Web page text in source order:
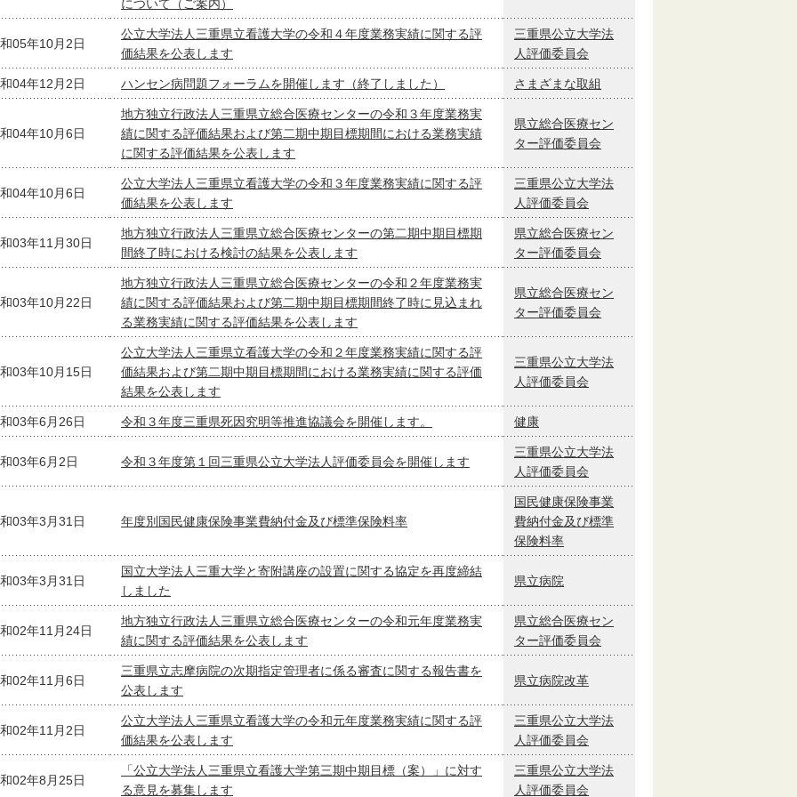
について（ご案内）
05年10月2日
公立大学法人三重県立看護大学の令和４年度業務実績に関する評
価結果を公表します
三重県公立大学法
人評価委員会
04年12月2日 ハンセン病問題フォーラムを開催します（終了しました） さまざまな取組
04年10月6日
地方独立行政法人三重県立総合医療センターの令和３年度業務実
績に関する評価結果および第二期中期目標期間における業務実績
に関する評価結果を公表します
県立総合医療セン
ター評価委員会
04年10月6日
公立大学法人三重県立看護大学の令和３年度業務実績に関する評
価結果を公表します
三重県公立大学法
人評価委員会
03年11月30日
地方独立行政法人三重県立総合医療センターの第二期中期目標期
間終了時における検討の結果を公表します
県立総合医療セン
ター評価委員会
03年10月22日
地方独立行政法人三重県立総合医療センターの令和２年度業務実
績に関する評価結果および第二期中期目標期間終了時に見込まれ
る業務実績に関する評価結果を公表します
県立総合医療セン
ター評価委員会
03年10月15日
公立大学法人三重県立看護大学の令和２年度業務実績に関する評
価結果および第二期中期目標期間における業務実績に関する評価
結果を公表します
三重県公立大学法
人評価委員会
03年6月26日 令和３年度三重県死因究明等推進協議会を開催します。 健康
03年6月2日 令和３年度第１回三重県公立大学法人評価委員会を開催します
三重県公立大学法
人評価委員会
03年3月31日 年度別国民健康保険事業費納付金及び標準保険料率
国民健康保険事業
費納付金及び標準
保険料率
03年3月31日
国立大学法人三重大学と寄附講座の設置に関する協定を再度締結
しました
県立病院
02年11月24日
地方独立行政法人三重県立総合医療センターの令和元年度業務実
績に関する評価結果を公表します
県立総合医療セン
ター評価委員会
02年11月6日
三重県立志摩病院の次期指定管理者に係る審査に関する報告書を
公表します
県立病院改革
02年11月2日
公立大学法人三重県立看護大学の令和元年度業務実績に関する評
価結果を公表します
三重県公立大学法
人評価委員会
02年8月25日
「公立大学法人三重県立看護大学第三期中期目標（案）」に対す
る意見を募集します
三重県公立大学法
人評価委員会